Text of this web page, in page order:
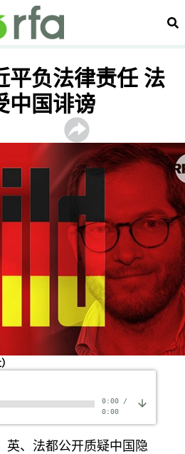
搜
平负法律责任 法
中国诽谤
0:00/
0:00
英、法都公开质疑中国隐